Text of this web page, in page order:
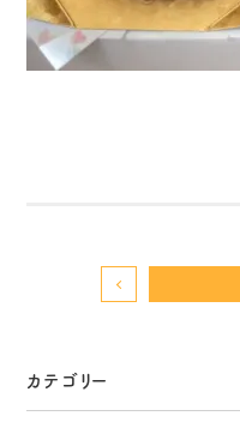
カテゴリー